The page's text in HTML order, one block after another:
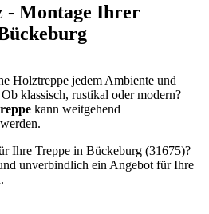
- Montage Ihrer
Holztreppe jedem Ambiente und
klassisch, rustikal oder modern?
kann weitgehend
Ihre Treppe in Bückeburg (31675)?
unverbindlich ein Angebot für Ihre